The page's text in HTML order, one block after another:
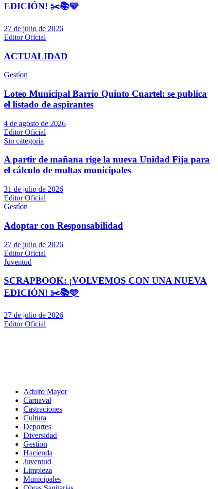
EDICIÓN! ✂️📚🩵
27 de julio de 2026
Editor Oficial
ACTUALIDAD
Gestíon
Loteo Municipal Barrio Quinto Cuartel: se publica
el listado de aspirantes
4 de agosto de 2026
Editor Oficial
Sin categoría
A partir de mañana rige la nueva Unidad Fija para
el cálculo de multas municipales
31 de julio de 2026
Editor Oficial
Gestíon
Adoptar con Responsabilidad
27 de julio de 2026
Editor Oficial
Juventud
SCRAPBOOK: ¡VOLVEMOS CON UNA NUEVA
EDICIÓN! ✂️📚🩵
27 de julio de 2026
Editor Oficial
Adulto Mayor
Carnaval
Castraciones
Cultura
Deportes
Diversidad
Gestíon
Hacienda
Juventud
Limpieza
Municipales